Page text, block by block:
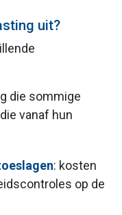
uit?
die sommige
vanaf hun
: kosten
op de